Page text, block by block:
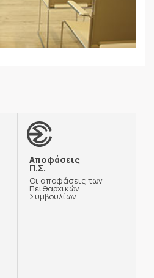
Αποφάσεις
Π.Σ.
Οι αποφάσεις των
Πειθαρχικών
Συμβουλίων